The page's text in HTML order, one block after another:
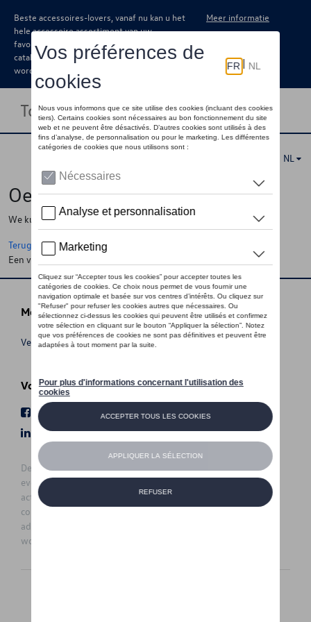
Beste accessoires-lovers, vanaf nu kan u het
hele accessoire assortiment van uw
favoriete merk terugvinden in de online
catalogus. Deze kunnen steeds besteld
worden via uw dealer.
Meer informatie
Toggle navigation
NL
Oeps !
We kunnen de pagina, de informatie die u zoekt niet vinden
Terug naar de startpagina
Een vraag ?
Meer info
Verkoopsvoorwaarden
Volg Ons
Facebook
Youtube
LinkedIn
Instagram
De prijzen op deze site zijn adviesprijzen (incl. btw), exclusief
eventuele installatiekosten. Voor meer informatie over de
actuele verkoopprijs en de eventuele installatiekosten kunt u
contact opnemen met uw concessiehouder / agent. De
adviesprijzen kunnen zonder voorafgaande kennisgeving
worden gewijzigd.